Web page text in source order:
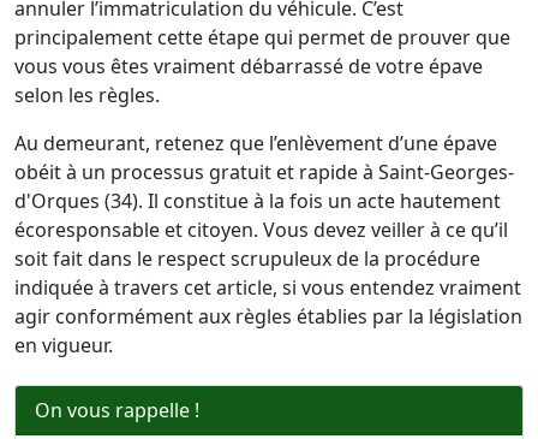
annuler l’immatriculation du véhicule. C’est
principalement cette étape qui permet de prouver que
vous vous êtes vraiment débarrassé de votre épave
selon les règles.
Au demeurant, retenez que l’enlèvement d’une épave
obéit à un processus gratuit et rapide à Saint-Georges-
d'Orques (34). Il constitue à la fois un acte hautement
écoresponsable et citoyen. Vous devez veiller à ce qu’il
soit fait dans le respect scrupuleux de la procédure
indiquée à travers cet article, si vous entendez vraiment
agir conformément aux règles établies par la législation
en vigueur.
On vous rappelle !